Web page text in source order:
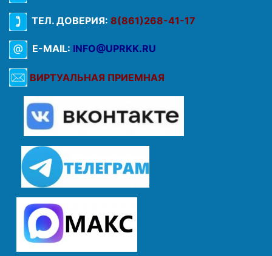
ТЕЛ. ДОВЕРИЯ: 8(861)268-41-17
E-MAIL: INFO@UPRKK.RU
ВИРТУАЛЬНАЯ ПРИЕМНАЯ